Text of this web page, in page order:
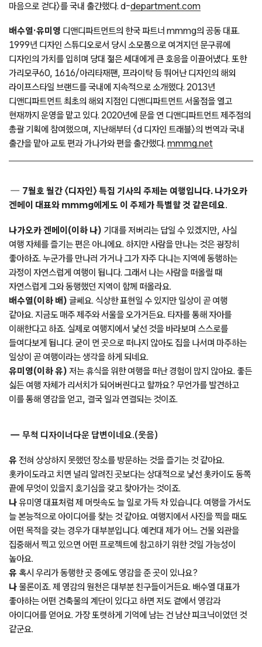
마음으로 걷다〉를 국내 출간했다. d-department.com
배수열·유미영 디앤디파트먼트의 한국 파트너 mmmg의 공동 대표.
1999년 디자인 스튜디오로서 당시 소모품으로 여겨지던 문구류에
디자인의 가치를 입히며 당대 젊은 세대에게 큰 호응을 이끌어냈다. 또한
가리모쿠60, 1616/아리타재팬, 프라이탁 등 뛰어난 디자인의 해외
라이프스타일 브랜드를 국내에 지속적으로 소개했다. 2013년
디앤디파트먼트 최초의 해외 지점인 디앤디파트먼트 서울점을 열고
현재까지 운영을 맡고 있다. 2020년에 문을 연 디앤디파트먼트 제주점의
총괄 기획에 참여했으며, 지난해부터 〈d 디자인 트래블〉의 번역과 국내
출간을 맡아 교토 편과 가나가와 편을 출간했다. mmmg.net
7월호 월간 〈디자인〉 특집 기사의 주제는 여행입니다. 나가오카
겐메이 대표와 mmmg에게도 이 주제가 특별할 것 같은데요
나가오카 겐메이(이하 나) 기대를 저버리는 답일 수 있겠지만, 사실
여행 자체를 즐기는 편은 아니에요. 하지만 사람을 만나는 것은 굉장히
좋아하죠. 누군가를 만나러 가거나 그가 자주 다니는 지역에 동행하는
과정이 자연스럽게 여행이 됩니다. 그래서 나는 사람을 떠올릴 때
자연스럽게 그와 동행했던 지역이 함께 떠올라요.
배수열(이하 배) 글쎄요. 식상한 표현일 수 있지만 일상이 곧 여행
같아요. 지금도 매주 제주와 서울을 오가거든요. 타자를 통해 자아를
이해한다고 하죠. 실제로 여행지에서 낯선 것을 바라보며 스스로를
들여다보게 됩니다. 굳이 먼 곳으로 떠나지 않아도 집을 나서며 마주하는
일상이 곧 여행이라는 생각을 하게 되네요.
유미영(이하 유) 저는 휴식을 위한 여행을 떠난 경험이 많지 않아요. 좋든
싫든 여행 자체가 리서치가 되어버린다고 할까요? 무언가를 발견하고
이를 통해 영감을 얻고, 결국 일과 연결되는 것이죠.
무척 디자이너다운 답변이네요.(웃음)
유 전혀 상상하지 못했던 장소를 방문하는 것을 즐기는 것 같아요.
홋카이도라고 치면 널리 알려진 곳보다는 상대적으로 낯선 홋카이도 동쪽
끝에 무엇이 있을지 호기심을 갖고 찾아가는 것이죠.
나유미영 대표처럼 제 머릿속도 늘 일로 가득 차 있습니다. 여행을 가서도
늘 본능적으로 아이디어를 찾는 것 같아요. 여행지에서 사진을 찍을 때도
어떤 목적을 갖는 경우가 대부분입니다. 예컨대 제가 어느 건물 외관을
집중해서 찍고 있으면 어떤 프로젝트에 참고하기 위한 것일 가능성이
높아요.
유 혹시 우리가 동행한 곳 중에도 영감을 준 곳이 있나요?
나물론이죠. 제 영감의 원천은 대부분 친구들이거든요. 배수열 대표가
좋아하는 어떤 건축물의 계단이 있다고 하면 저도 곁에서 영감과
아이디어를 얻어요. 가장 또렷하게 기억에 남는 건 남산 피크닉이었던 것
같군요.